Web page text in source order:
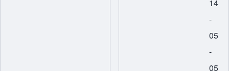
14
-
05
-
05